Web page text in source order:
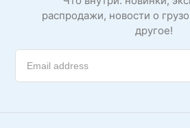
распродажи, новости о
другое!